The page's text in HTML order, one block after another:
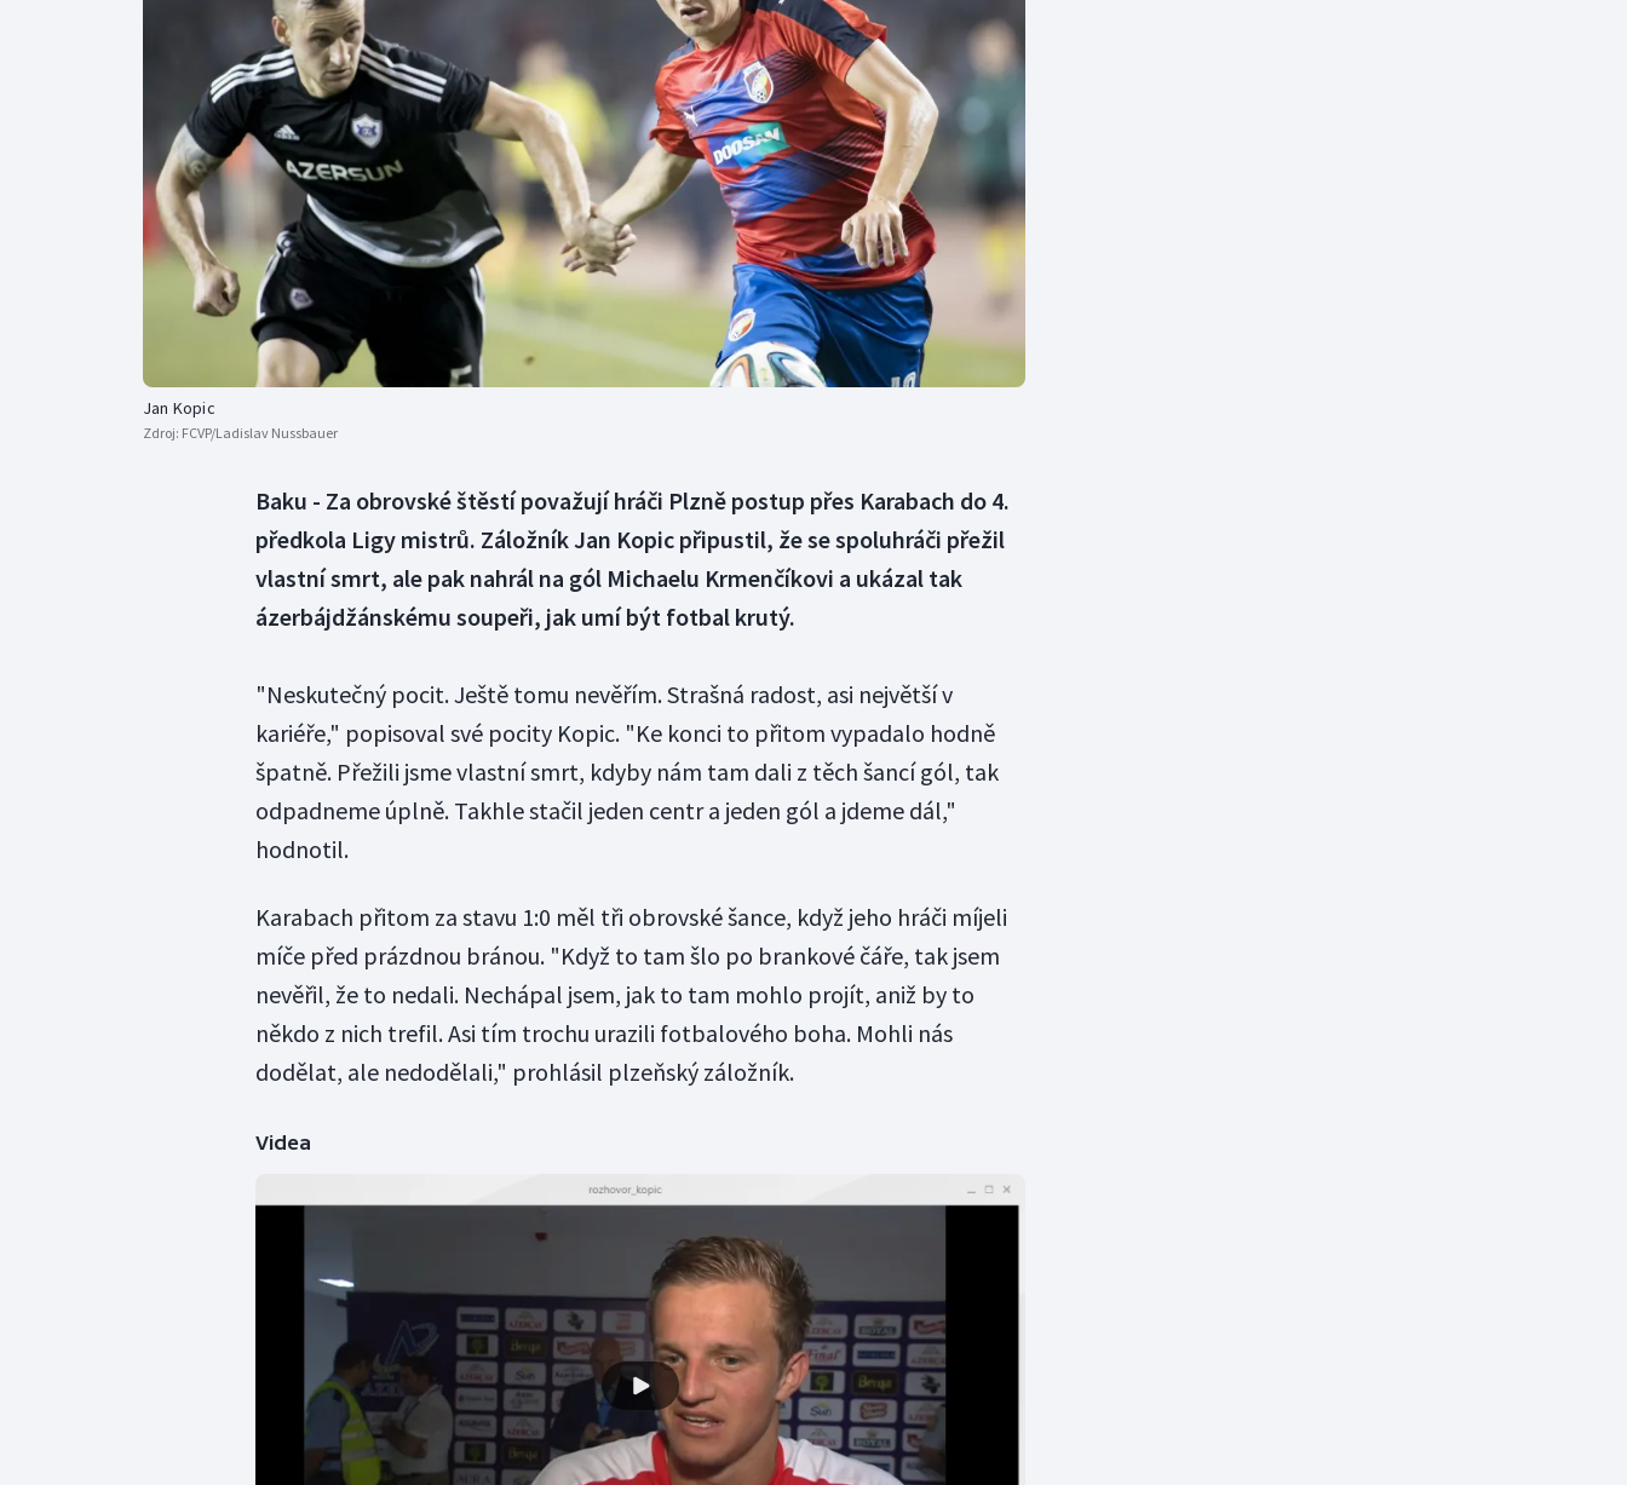
Dostihy
Florbal
Futsal
Golf
Gymnastika
Moderní pětiboj
Motorsport
Olympijské hry
Parasport
Plavání
Plážový volejbal
Veslování
Vodní slalom
Volejbal
Ostatní
Jan Kopic
Zdroj: FCVP/Ladislav Nussbauer
Baku - Za obrovské štěstí považují hráči Plzně postup přes Karabach do 4.
předkola Ligy mistrů. Záložník Jan Kopic připustil, že se spoluhráči přežil
vlastní smrt, ale pak nahrál na gól Michaelu Krmenčíkovi a ukázal tak
ázerbájdžánskému soupeři, jak umí být fotbal krutý.
"Neskutečný pocit. Ještě tomu nevěřím. Strašná radost, asi největší v
kariéře," popisoval své pocity Kopic. "Ke konci to přitom vypadalo hodně
špatně. Přežili jsme vlastní smrt, kdyby nám tam dali z těch šancí gól, tak
odpadneme úplně. Takhle stačil jeden centr a jeden gól a jdeme dál,"
hodnotil.
Karabach přitom za stavu 1:0 měl tři obrovské šance, když jeho hráči míjeli
míče před prázdnou bránou. "Když to tam šlo po brankové čáře, tak jsem
nevěřil, že to nedali. Nechápal jsem, jak to tam mohlo projít, aniž by to
někdo z nich trefil. Asi tím trochu urazili fotbalového boha. Mohli nás
dodělat, ale nedodělali," prohlásil plzeňský záložník.
Videa